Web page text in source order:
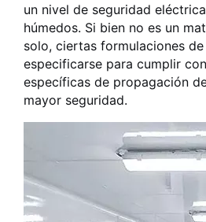
un nivel de seguridad
húmedos. Si bien no es un
solo, ciertas formulaciones de
especificarse para cumplir
específicas de propagación
mayor seguridad.